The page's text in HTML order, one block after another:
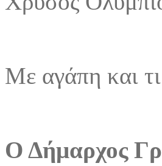
Με αγάπη και
Ο Δήμαρχος